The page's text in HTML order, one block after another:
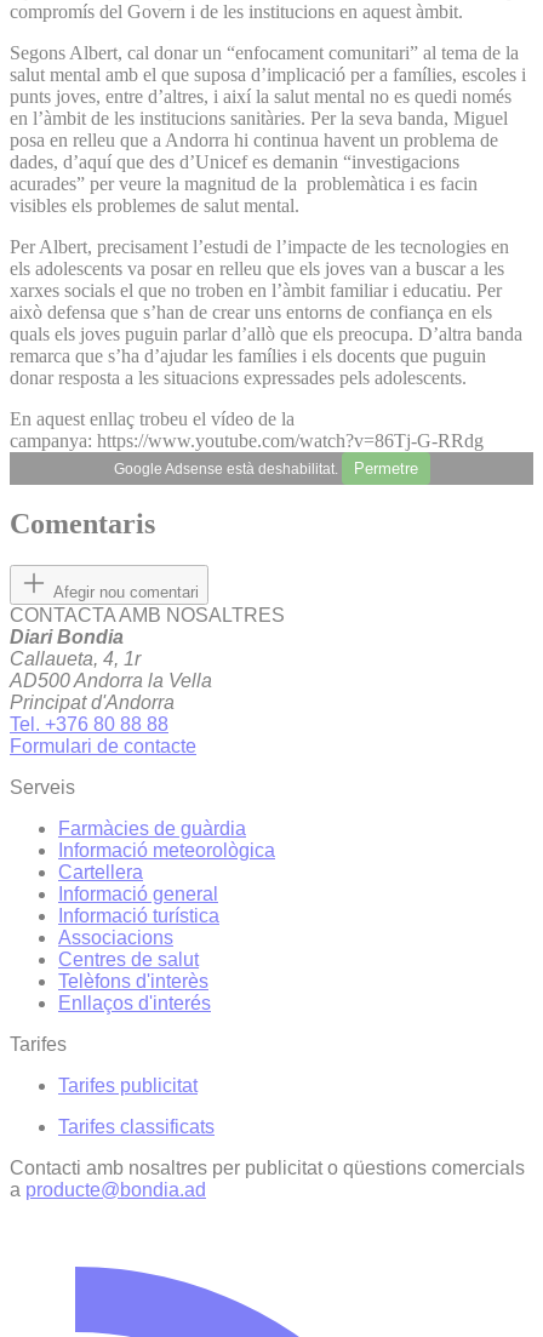
compromís del Govern i de les institucions en aquest àmbit.
Segons Albert, cal donar un “enfocament comunitari” al tema de la
salut mental amb el que suposa d’implicació per a famílies, escoles i
punts joves, entre d’altres, i així la salut mental no es quedi només
en l’àmbit de les institucions sanitàries. Per la seva banda, Miguel
posa en relleu que a Andorra hi continua havent un problema de
dades, d’aquí que des d’Unicef es demanin “investigacions
acurades” per veure la magnitud de la problemàtica i es facin
visibles els problemes de salut mental.
Per Albert, precisament l’estudi de l’impacte de les tecnologies en
els adolescents va posar en relleu que els joves van a buscar a les
xarxes socials el que no troben en l’àmbit familiar i educatiu. Per
això defensa que s’han de crear uns entorns de confiança en els
quals els joves puguin parlar d’allò que els preocupa. D’altra banda
remarca que s’ha d’ajudar les famílies i els docents que puguin
donar resposta a les situacions expressades pels adolescents.
En aquest enllaç trobeu el vídeo de la
campanya: https://www.youtube.com/watch?v=86Tj-G-RRdg
Google Adsense està deshabilitat. Permetre
Comentaris
Afegir nou comentari
CONTACTA AMB NOSALTRES
Diari Bondia
Callaueta, 4, 1r
AD500 Andorra la Vella
Principat d'Andorra
Tel. +376 80 88 88
Formulari de contacte
Serveis
Farmàcies de guàrdia
Informació meteorològica
Cartellera
Informació general
Informació turística
Associacions
Centres de salut
Telèfons d'interès
Enllaços d'interés
Tarifes
Tarifes publicitat
Tarifes classificats
Contacti amb nosaltres per publicitat o qüestions comercials
a producte@bondia.ad